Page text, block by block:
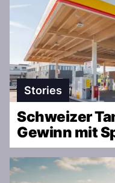
Stories
Schweizer
Gewinn mit